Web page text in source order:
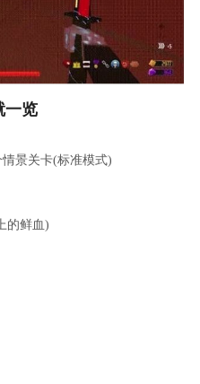
一览
景关卡(标准模式)
的鲜血)